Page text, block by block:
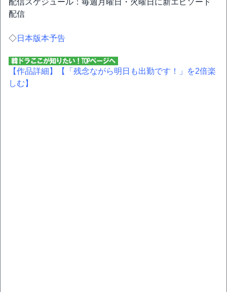
配信
◇日本版本予告
【作品詳細】
【「残念ながら明日も出勤です！」を2倍楽
しむ】